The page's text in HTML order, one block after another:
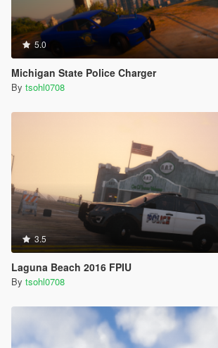
5.0
Michigan State Police Charger
By tsohl0708
3.5
Laguna Beach 2016 FPIU
By tsohl0708